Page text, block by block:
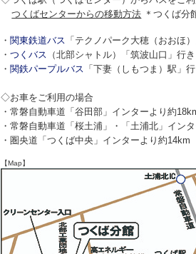
つくばセンターからの移動方法 ＊つくば
・ 関東鉄道バス 「テクノパーク大穂（おおほ
・ つくバス （北部シャトル）「筑波山口」行
・ 関鉄パープルバス 「下妻（しもつま）駅」
◇お車をご利用の場合
・常磐自動車道「谷田部」インターより約
・常磐自動車道「桜土浦」・「土浦北」イン
・圏央道「つくば中央」インターより約14km
【Map】